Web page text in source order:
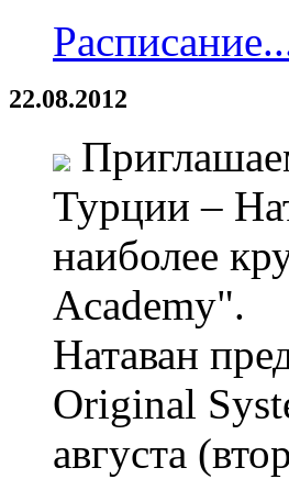
22.08.2012
Турции –
наиболее
Academy".
Натаван
Original
августа